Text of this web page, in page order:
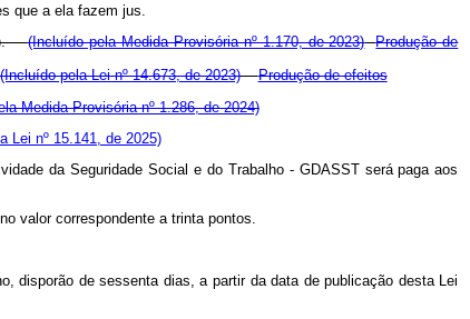
que a ela fazem jus.
(Incluído pela Medida Provisória nº 1.170, de 2023)
Produção de
(Incluído pela Lei nº 14.673, de 2023)
Produção de efeitos
Medida Provisória nº 1.286, de 2024)
Lei nº 15.141, de 2025)
da Seguridade Social e do Trabalho - GDASST será paga aos
valor correspondente a trinta pontos.
disporão de sessenta dias, a partir da data de publicação desta Lei